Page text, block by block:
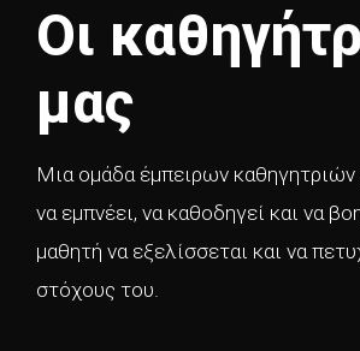
Οι
μας
Μια ομάδα έμπειρων καθηγητριών
να εμπνέει, να καθοδηγεί και να
μαθητή να εξελίσσεται και να
στόχους του.